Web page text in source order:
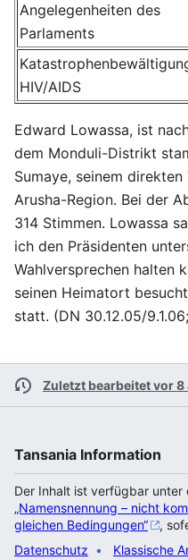
Angelegenheiten des
Parlaments
HIV/AIDS
Edward Lowassa, ist
dem Monduli-Distrikt
Sumaye, seinem
Arusha-Region. Bei der
314 Stimmen. Lowassa
ich den Präsidenten
Wahlversprechen halten
seinen Heimatort
statt. (DN 30.12.05/
Zuletzt bearbeitet vor 8
Tansania Information
Der Inhalt ist verfügbar unter
„Namensnennung – nicht
gleichen Bedingungen“
,
Datenschutz
Klassische